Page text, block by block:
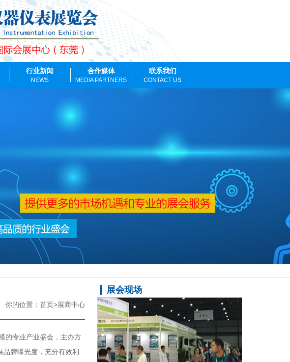
行业新闻
NEWS
合作媒体
MEDIA PARTNERS
联系我们
CONTACT US
展会现场
你的位置：首页>展商中心
的专业产业盛会，主办方
牌曝光度，充分有效利